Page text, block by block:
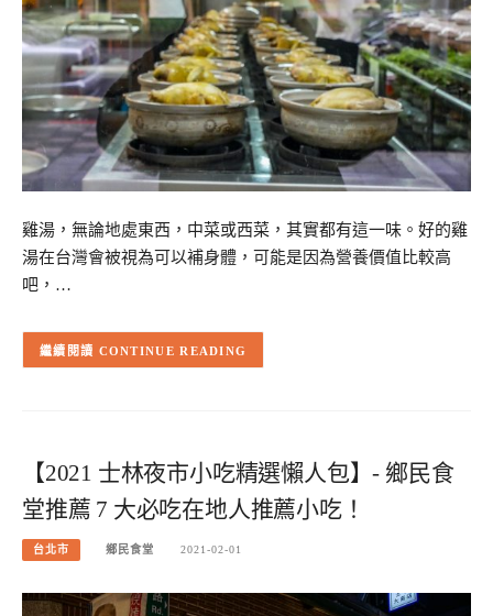
雞湯，無論地處東西，中菜或西菜，其實都有這一味。好的雞
湯在台灣會被視為可以補身體，可能是因為營養價值比較高
吧，…
CONTINUE READING
【2021 士林夜市小吃精選懶人包】- 鄉民食
堂推薦 7 大必吃在地人推薦小吃！
台北市 鄉民食堂 2021-02-01